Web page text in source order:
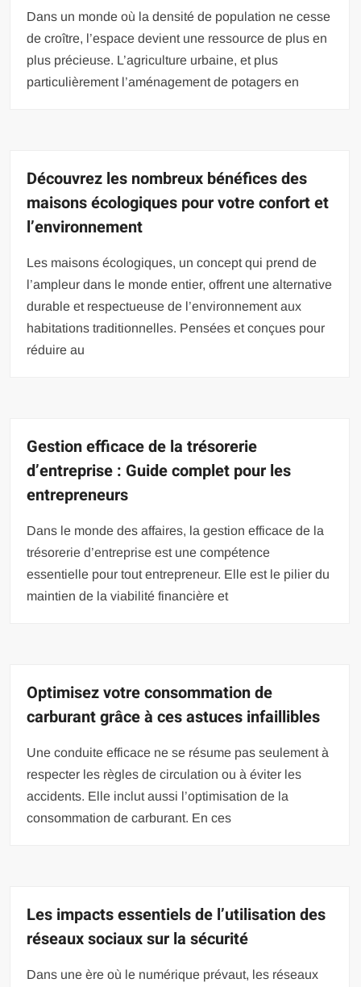
Dans un monde où la densité de population ne cesse
de croître, l’espace devient une ressource de plus en
plus précieuse. L’agriculture urbaine, et plus
particulièrement l’aménagement de potagers en
Découvrez les nombreux bénéfices des
maisons écologiques pour votre confort et
l’environnement
Les maisons écologiques, un concept qui prend de
l’ampleur dans le monde entier, offrent une alternative
durable et respectueuse de l’environnement aux
habitations traditionnelles. Pensées et conçues pour
réduire au
Gestion efficace de la trésorerie
d’entreprise : Guide complet pour les
entrepreneurs
Dans le monde des affaires, la gestion efficace de la
trésorerie d’entreprise est une compétence
essentielle pour tout entrepreneur. Elle est le pilier du
maintien de la viabilité financière et
Optimisez votre consommation de
carburant grâce à ces astuces infaillibles
Une conduite efficace ne se résume pas seulement à
respecter les règles de circulation ou à éviter les
accidents. Elle inclut aussi l’optimisation de la
consommation de carburant. En ces
Les impacts essentiels de l’utilisation des
réseaux sociaux sur la sécurité
Dans une ère où le numérique prévaut, les réseaux